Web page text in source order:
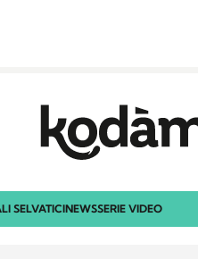
SELVATICINEWSSERIE VIDEO